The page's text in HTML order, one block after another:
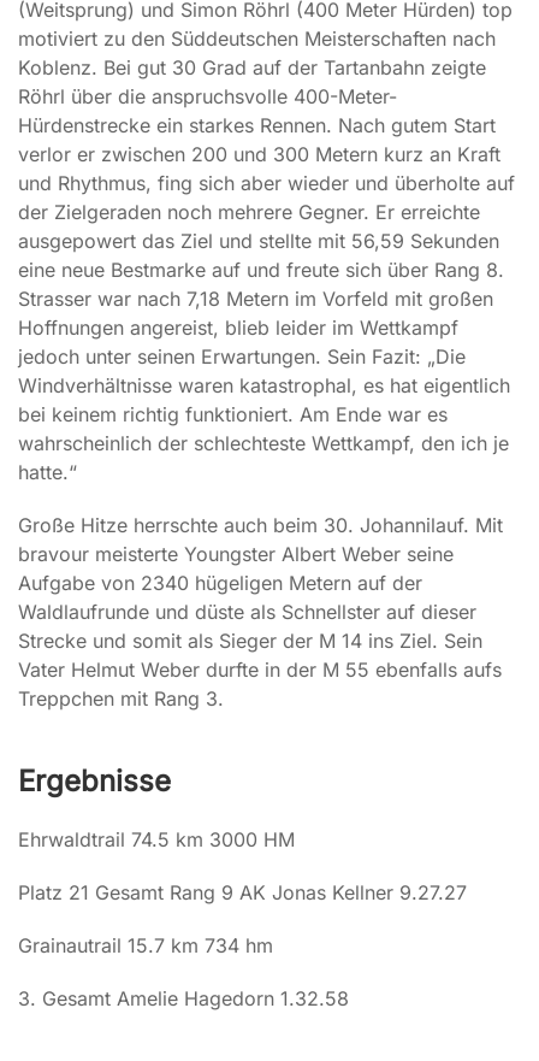
(Weitsprung) und Simon Röhrl (400 Meter Hürden) top
motiviert zu den Süddeutschen Meisterschaften nach
Koblenz. Bei gut 30 Grad auf der Tartanbahn zeigte
Röhrl über die anspruchsvolle 400-Meter-
Hürdenstrecke ein starkes Rennen. Nach gutem Start
verlor er zwischen 200 und 300 Metern kurz an Kraft
und Rhythmus, fing sich aber wieder und überholte auf
der Zielgeraden noch mehrere Gegner. Er erreichte
ausgepowert das Ziel und stellte mit 56,59 Sekunden
eine neue Bestmarke auf und freute sich über Rang 8.
Strasser war nach 7,18 Metern im Vorfeld mit großen
Hoffnungen angereist, blieb leider im Wettkampf
jedoch unter seinen Erwartungen. Sein Fazit: „Die
Windverhältnisse waren katastrophal, es hat eigentlich
bei keinem richtig funktioniert. Am Ende war es
wahrscheinlich der schlechteste Wettkampf, den ich je
hatte.“
Große Hitze herrschte auch beim 30. Johannilauf. Mit
bravour meisterte Youngster Albert Weber seine
Aufgabe von 2340 hügeligen Metern auf der
Waldlaufrunde und düste als Schnellster auf dieser
Strecke und somit als Sieger der M 14 ins Ziel. Sein
Vater Helmut Weber durfte in der M 55 ebenfalls aufs
Treppchen mit Rang 3.
Ergebnisse
Ehrwaldtrail 74.5 km 3000 HM
Platz 21 Gesamt Rang 9 AK Jonas Kellner 9.27.27
Grainautrail 15.7 km 734 hm
3. Gesamt Amelie Hagedorn 1.32.58